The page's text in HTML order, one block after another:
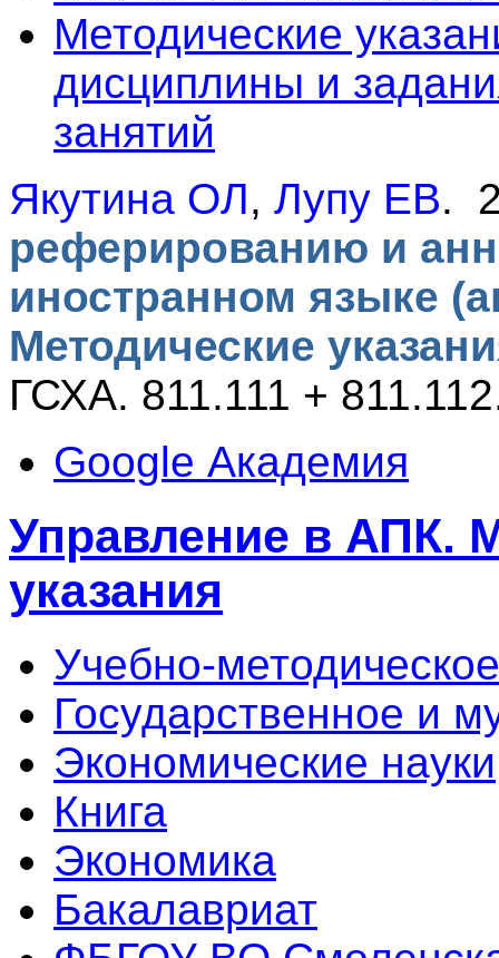
Методические
дисциплины и
занятий
Якутина ОЛ, Лупу ЕВ.
реферированию и
иностранном языке
Методические
ГСХА. 811.111 +
Google Академия
Управление в АПК.
указания
Учебно-
Государственное и
Экономические науки
Книга
Экономика
Бакалавриат